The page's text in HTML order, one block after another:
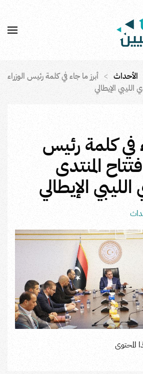
الأحداث
أبرز ما جاء في كلمة رئيس الوزراء
الليبي الإيطالي
في كلمة رئيس
المنتدى
الإيطالي
المحتوى